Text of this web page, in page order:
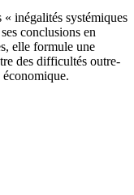
« inégalités systémiques
conclusions en
elle formule une
des difficultés outre-
économique.